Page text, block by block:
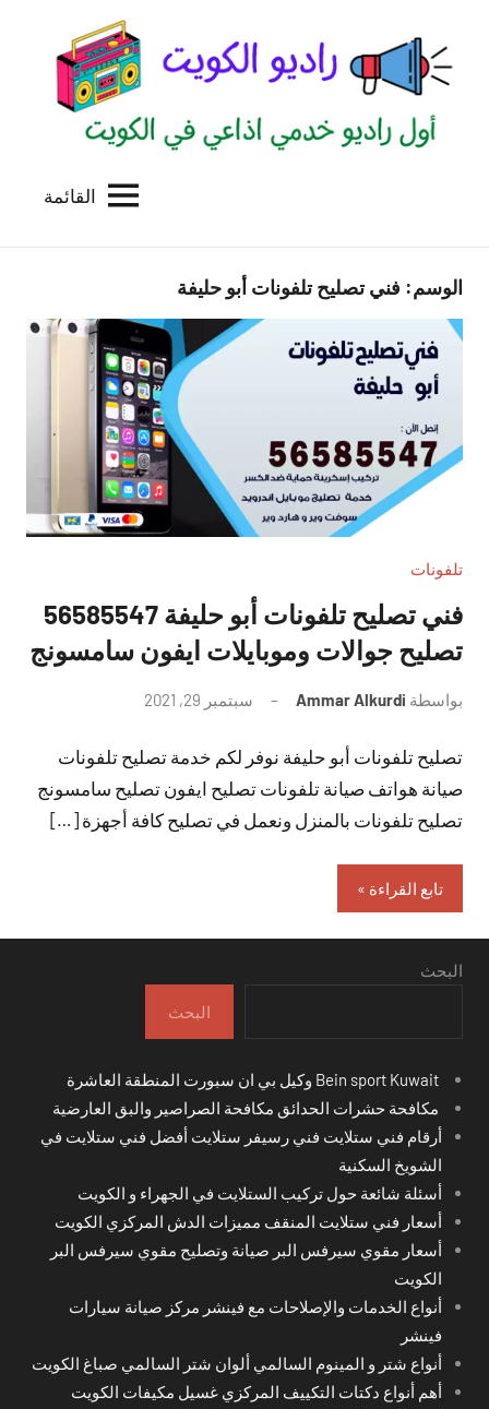
المحتوى
الكويت
للاعلانات
بالكويت
القائمة
الوسم: فني تصليح تلفونات أبو حليفة
تلفونات
فني تصليح تلفونات أبو حليفة 56585547
تصليح جوالات وموبايلات ايفون سامسونج
بواسطة Ammar Alkurdi سبتمبر 29, 2021
تعليقات
تصليح تلفونات أبو حليفة نوفر لكم خدمة تصليح تلفونات
صيانة هواتف صيانة تلفونات تصليح ايفون تصليح سامسونج
تصليح تلفونات بالمنزل ونعمل في تصليح كافة أجهزة […]
تابع القراءة
البحث
البحث
مكافحة حشرات الحدائق مكافحة الصراصير والبق العارضية
أرقام فني ستلايت فني رسيفر ستلايت أفضل فني ستلايت في
الشويخ السكنية
أسئلة شائعة حول تركيب الستلايت في الجهراء و الكويت
أسعار فني ستلايت المنقف مميزات الدش المركزي الكويت
أسعار مقوي سيرفس البر صيانة وتصليح مقوي سيرفس البر
الكويت
أنواع الخدمات والإصلاحات مع فينشر مركز صيانة سيارات
فينشر
أنواع شتر و المينوم السالمي ألوان شتر السالمي صباغ الكويت
أهم أنواع دكتات التكييف المركزي غسيل مكيفات الكويت